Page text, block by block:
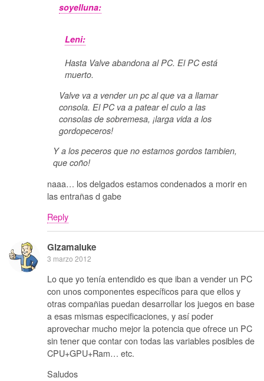
soyelluna:
Leni:
Hasta Valve abandona al PC. El PC está
muerto.
Valve va a vender un pc al que va a llamar
consola. El PC va a patear el culo a las
consolas de sobremesa, ¡larga vida a los
gordopeceros!
Y a los peceros que no estamos gordos tambien,
que coño!
naaa… los delgados estamos condenados a morir en
las entrañas d gabe
Reply
Gizamaluke
3 marzo 2012
Lo que yo tenía entendido es que iban a vender un PC
con unos componentes específicos para que ellos y
otras compañias puedan desarrollar los juegos en base
a esas mismas especificaciones, y así poder
aprovechar mucho mejor la potencia que ofrece un PC
sin tener que contar con todas las variables posibles de
CPU+GPU+Ram… etc.
Saludos